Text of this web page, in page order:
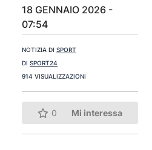
18 GENNAIO 2026 -
07:54
NOTIZIA DI SPORT
DI SPORT24
914 VISUALIZZAZIONI
0 Mi interessa